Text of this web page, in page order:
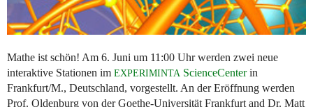
Mathe ist schön! Am 6. Juni um 11:00 Uhr werden zwei neue
interaktive Stationen im EXPERIMINTA ScienceCenterin
Frankfurt/M., Deutschland, vorgestellt. An der Eröffnung werden
Prof. Oldenburg von der Goethe-Universität Frankfurt and Dr. Matt